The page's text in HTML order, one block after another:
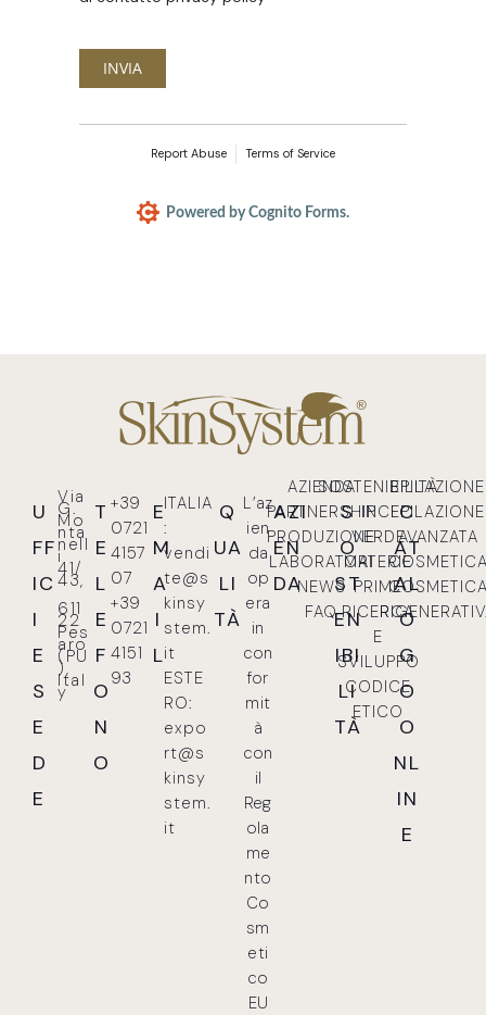
INVIA
Report Abuse Terms of Service
Powered by Cognito Forms.
U
FF
IC
I
E
S
E
D
E
Via
G.
Mo
nta
nell
i
41/
43,
611
22
Pes
aro
(PU
),
Ital
y
T
E
L
E
F
O
N
O
+39
0721
4157
07
+39
0721
4151
93
E
M
A
I
L
ITALIA
:
vendi
te@s
kinsy
stem.
it
ESTE
RO:
expo
rt@s
kinsy
stem.
it
Q
UA
LI
TÀ
L’az
ien
da
op
era
in
con
for
mit
à
con
il
Reg
ola
me
nto
Co
sm
eti
co
EU
AZI
EN
DA
AZIENDA
PARTNERSHIP
PRODUZIONE
LABORATORI
NEWS
FAQ
S
O
ST
EN
IBI
LI
TÀ
SOSTENIBILITÀ
INCI
VERDE
MATERIE
PRIME
RICERCA
E
SVILUPPO
CODICE
ETICO
C
AT
AL
O
G
O
O
NL
IN
E
EPILAZIONE
EPILAZIONE
AVANZATA